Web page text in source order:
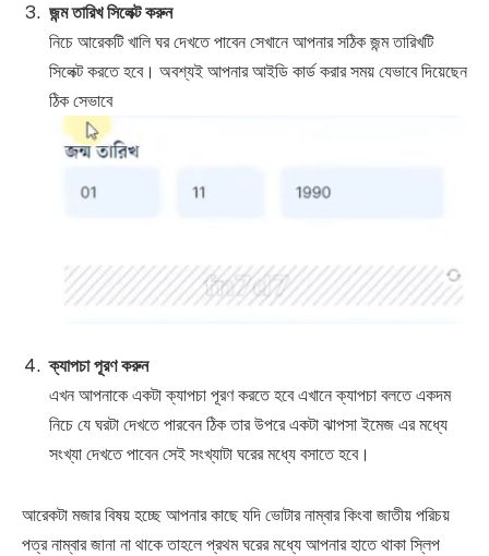
জন্ম তারিখ সিলেক্ট করুন
নিচে আরেকটি খালি ঘর দেখতে পাবেন সেখানে আপনার সঠিক জন্ম তারিখটি
সিলেক্ট করতে হবে। অবশ্যই আপনার আইডি কার্ড করার সময় যেভাবে দিয়েছেন
ঠিক সেভাবে
ক্যাপচা পূরণ করুন
এখন আপনাকে একটা ক্যাপচা পূরণ করতে হবে এখানে ক্যাপচা বলতে একদম
নিচে যে ঘরটা দেখতে পারবেন ঠিক তার উপরে একটা ঝাপসা ইমেজ এর মধ্যে
সংখ্যা দেখতে পাবেন সেই সংখ্যাটা ঘরের মধ্যে বসাতে হবে।
আরেকটা মজার বিষয় হচ্ছে আপনার কাছে যদি ভোটার নাম্বার কিংবা জাতীয় পরিচয়
পত্র নাম্বার জানা না থাকে তাহলে প্রথম ঘরের মধ্যে আপনার হাতে থাকা স্লিপ